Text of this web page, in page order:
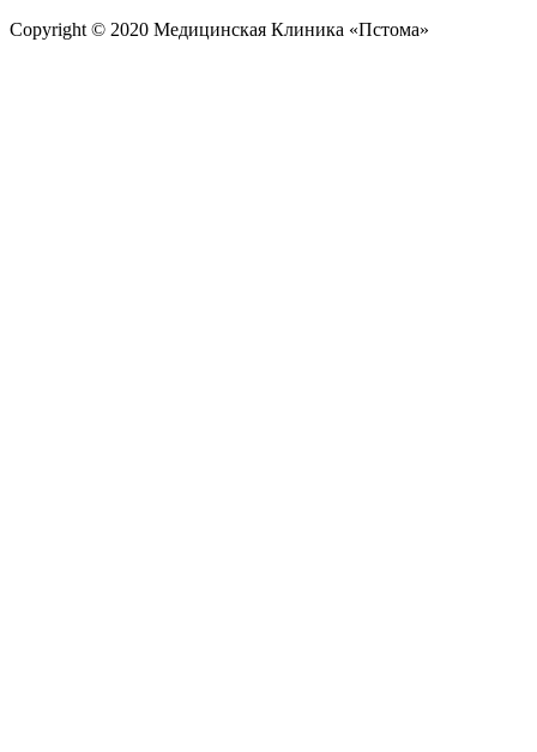
Copyright © 2020 Медицинская Клиника «Пстома»